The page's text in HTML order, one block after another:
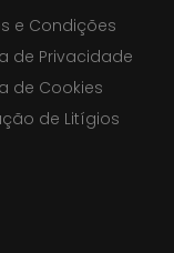
e Condições
de Privacidade
de Cookies
de Litígios